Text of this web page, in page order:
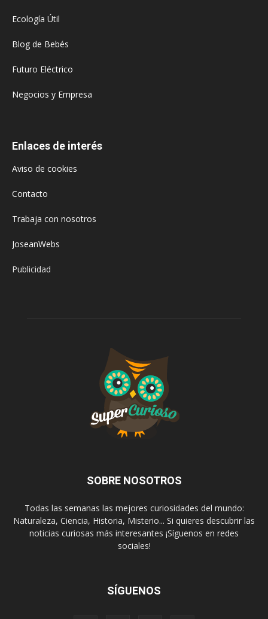
Ecología Útil
Blog de Bebés
Futuro Eléctrico
Negocios y Empresa
Enlaces de interés
Aviso de cookies
Contacto
Trabaja con nosotros
JoseanWebs
Publicidad
SOBRE NOSOTROS
Todas las semanas las mejores curiosidades del mundo:
Naturaleza, Ciencia, Historia, Misterio... Si quieres descubrir las
noticias curiosas más interesantes ¡Síguenos en redes
sociales!
SÍGUENOS